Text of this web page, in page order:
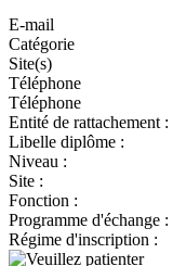
E-mail
Catégorie
Site(s)
Téléphone
Téléphone
Entité de rattachement :
Libelle diplôme :
Niveau :
Site :
Fonction :
Programme d'échange :
Régime d'inscription :